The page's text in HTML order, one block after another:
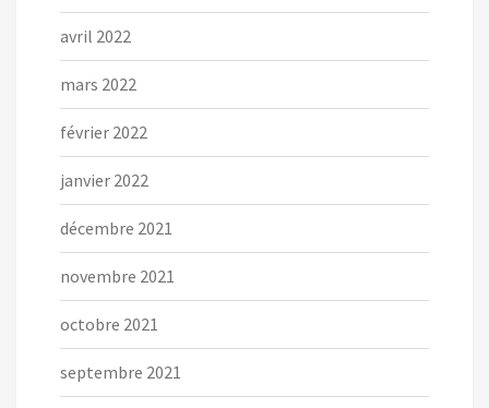
avril 2022
mars 2022
février 2022
janvier 2022
décembre 2021
novembre 2021
octobre 2021
septembre 2021